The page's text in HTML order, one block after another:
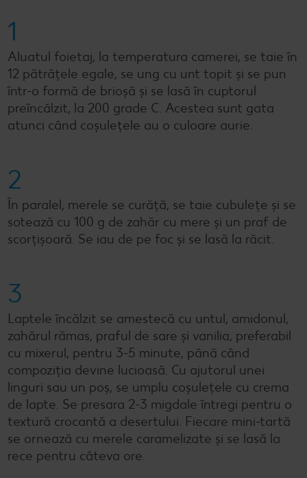
1
Aluatul foietaj, la temperatura camerei, se taie în
12 pătrățele egale, se ung cu unt topit și se pun
într-o formă de brioșă și se lasă în cuptorul
preîncălzit, la 200 grade C. Acestea sunt gata
atunci când coșulețele au o culoare aurie.
2
În paralel, merele se curăță, se taie cubulețe și se
sotează cu 100 g de zahăr cu mere și un praf de
scorțișoară. Se iau de pe foc și se lasă la răcit.
3
Laptele încălzit se amestecă cu untul, amidonul,
zahărul rămas, praful de sare și vanilia, preferabil
cu mixerul, pentru 3-5 minute, până când
compoziția devine lucioasă. Cu ajutorul unei
linguri sau un poș, se umplu coșulețele cu crema
de lapte. Se presara 2-3 migdale întregi pentru o
textură crocantă a desertului. Fiecare mini-tartă
se ornează cu merele caramelizate și se lasă la
rece pentru câteva ore.